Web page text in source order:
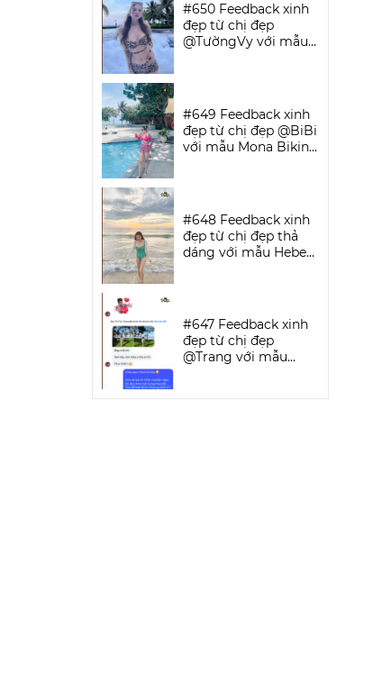
#650 Feedback xinh
đẹp từ chị đẹp
@TườngVy với mẫu
#649 Feedback xinh
đẹp từ chị đẹp @BiBi
với mẫu Mona Bikini
#648 Feedback xinh
đẹp từ chị đẹp thả
dáng với mẫu Hebe
#647 Feedback xinh
đẹp từ chị đẹp
@Trang với mẫu